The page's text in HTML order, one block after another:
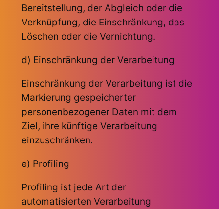
Bereitstellung, der Abgleich oder die
Verknüpfung, die Einschränkung, das
Löschen oder die Vernichtung.
d) Einschränkung der Verarbeitung
Einschränkung der Verarbeitung ist die
Markierung gespeicherter
personenbezogener Daten mit dem
Ziel, ihre künftige Verarbeitung
einzuschränken.
e) Profiling
Profiling ist jede Art der
automatisierten Verarbeitung